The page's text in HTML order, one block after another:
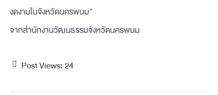
งดงามในจังหวัดนครพนม”
จากสำนักงานวัฒนธรรมจังหวัดนครพนม
Post Views:24